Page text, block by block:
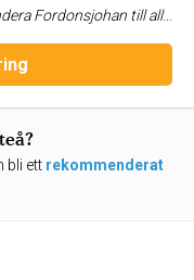
bad om. Han passar verkligen till sitt jobb som man vill att en seriös bilförsäljare ska vara. Stort tack Johan för ett bra bilköp.
bli ett rekommenderat